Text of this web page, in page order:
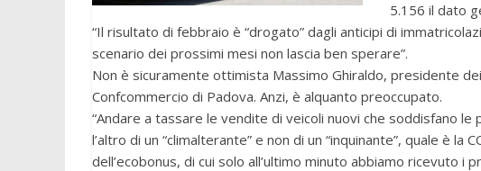
5.156 il dato
“Il risultato di febbraio è “drogato” dagli anticipi di
scenario dei prossimi mesi non lascia ben sperare”.
Non è sicuramente ottimista Massimo Ghiraldo, presidente
Confcommercio di Padova. Anzi, è alquanto preoccupato.
“Andare a tassare le vendite di veicoli nuovi che soddisfano
l’altro di un “climalterante” e non di un “inquinante”, quale è la
dell’ecobonus, di cui solo all’ultimo minuto abbiamo ricevuto